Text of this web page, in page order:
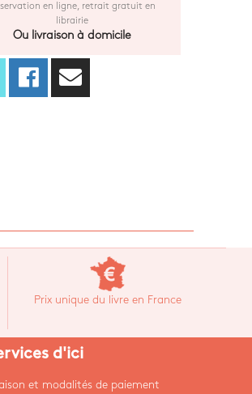
en ligne, retrait gratuit en
librairie
Ou livraison à domicile
Prix unique du livre en France
d'ici
et modalités de paiement